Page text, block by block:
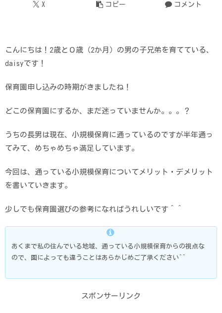
X コピー コメント
こんにちは！2歳と０歳（2か月）の男の子兄弟を育てている、
daisyです！
保育園申し込みの時期がきましたね！
どこの保育園にするか、まだ迷っていませんか。。。？
うちの長男は現在、小規模保育に通っているのですが半年通っ
てみて、めちゃめちゃ満足しています。
今回は、通っている小規模保育についてメリット・デメリット
を書いていきます。
少しでも保育園選びの参考になればうれしいです＾＾
あくまで私の住んでいる地域、通っている小規模保育からの視点な
ので、園によっても違うことはあらかじめご了承ください^^
スポンサーリンク